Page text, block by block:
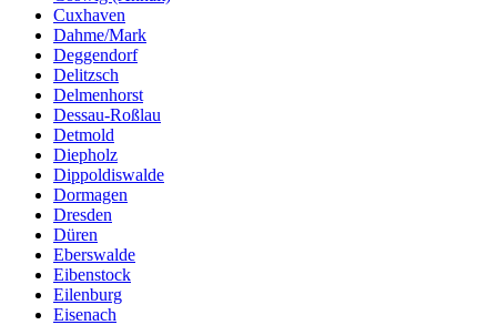
Cuxhaven
Dahme/Mark
Deggendorf
Delitzsch
Delmenhorst
Dessau-Roßlau
Detmold
Diepholz
Dippoldiswalde
Dormagen
Dresden
Düren
Eberswalde
Eibenstock
Eilenburg
Eisenach